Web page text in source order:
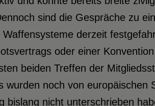
sind die Gespräche zu
derzeit
oder einer
beiden Treffen der
wurden noch von europäischen
bislang nicht unterschrieben